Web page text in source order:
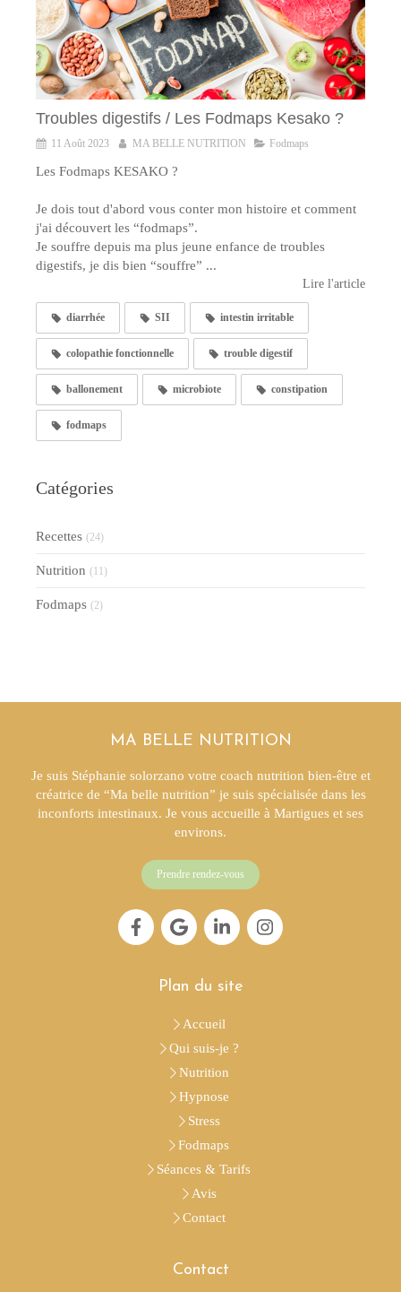
Troubles digestifs / Les Fodmaps Kesako ?
11 Août 2023 MA BELLE NUTRITION Fodmaps
Les Fodmaps KESAKO ?
Je dois tout d'abord vous conter mon histoire et comment
j'ai découvert les “fodmaps”.
Je souffre depuis ma plus jeune enfance de troubles
digestifs, je dis bien “souffre” ...
Lire l'article
diarrhée SII intestin irritable
colopathie fonctionnelle trouble digestif
ballonement microbiote constipation
fodmaps
Catégories
Recettes (24)
Nutrition (11)
Fodmaps (2)
MA BELLE NUTRITION
Je suis Stéphanie solorzano votre coach nutrition bien-être et
créatrice de “Ma belle nutrition” je suis spécialisée dans les
inconforts intestinaux. Je vous accueille à Martigues et ses
environs.
Prendre rendez-vous
Plan du site
Accueil
Qui suis-je ?
Nutrition
Hypnose
Stress
Fodmaps
Séances & Tarifs
Avis
Contact
Contact